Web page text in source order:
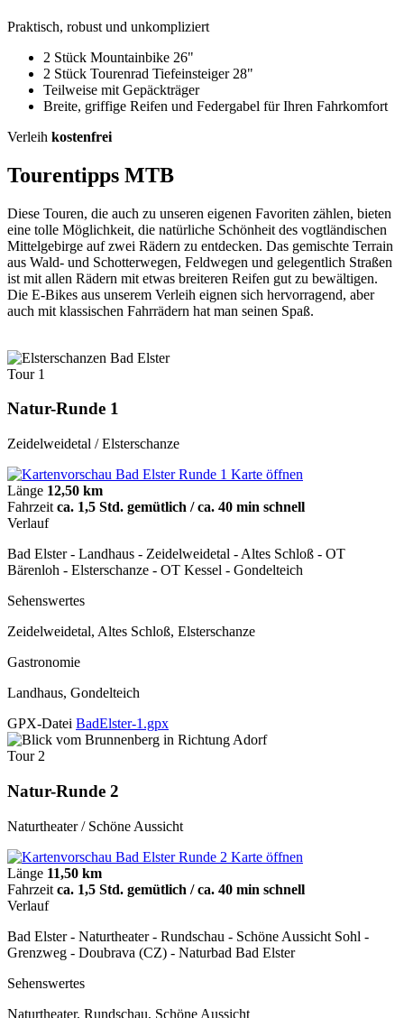
Praktisch, robust und unkompliziert
2 Stück Mountainbike 26"
2 Stück Tourenrad Tiefeinsteiger 28"
Teilweise mit Gepäckträger
Breite, griffige Reifen und Federgabel für Ihren Fahrkomfort
Verleih kostenfrei
Tourentipps MTB
Diese Touren, die auch zu unseren eigenen Favoriten zählen, bieten
eine tolle Möglichkeit, die natürliche Schönheit des vogtländischen
Mittelgebirge auf zwei Rädern zu entdecken. Das gemischte Terrain
aus Wald- und Schotterwegen, Feldwegen und gelegentlich Straßen
ist mit allen Rädern mit etwas breiteren Reifen gut zu bewältigen.
Die E-Bikes aus unserem Verleih eignen sich hervorragend, aber
auch mit klassischen Fahrrädern hat man seinen Spaß.
Tour 1
Natur-Runde 1
Zeidelweidetal / Elsterschanze
Karte öffnen
Länge 12,50 km
Fahrzeit ca. 1,5 Std. gemütlich / ca. 40 min schnell
Verlauf
Bad Elster - Landhaus - Zeidelweidetal - Altes Schloß - OT
Bärenloh - Elsterschanze - OT Kessel - Gondelteich
Sehenswertes
Zeidelweidetal, Altes Schloß, Elsterschanze
Gastronomie
Landhaus, Gondelteich
GPX-Datei BadElster-1.gpx
Tour 2
Natur-Runde 2
Naturtheater / Schöne Aussicht
Karte öffnen
Länge 11,50 km
Fahrzeit ca. 1,5 Std. gemütlich / ca. 40 min schnell
Verlauf
Bad Elster - Naturtheater - Rundschau - Schöne Aussicht Sohl -
Grenzweg - Doubrava (CZ) - Naturbad Bad Elster
Sehenswertes
Naturtheater, Rundschau, Schöne Aussicht